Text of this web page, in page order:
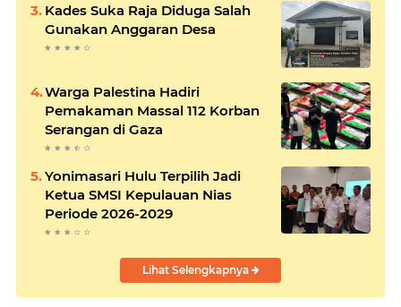
Kades Suka Raja Diduga Salah
Gunakan Anggaran Desa
Warga Palestina Hadiri
Pemakaman Massal 112 Korban
Serangan di Gaza
Yonimasari Hulu Terpilih Jadi
Ketua SMSI Kepulauan Nias
Periode 2026-2029
Lihat Selengkapnya